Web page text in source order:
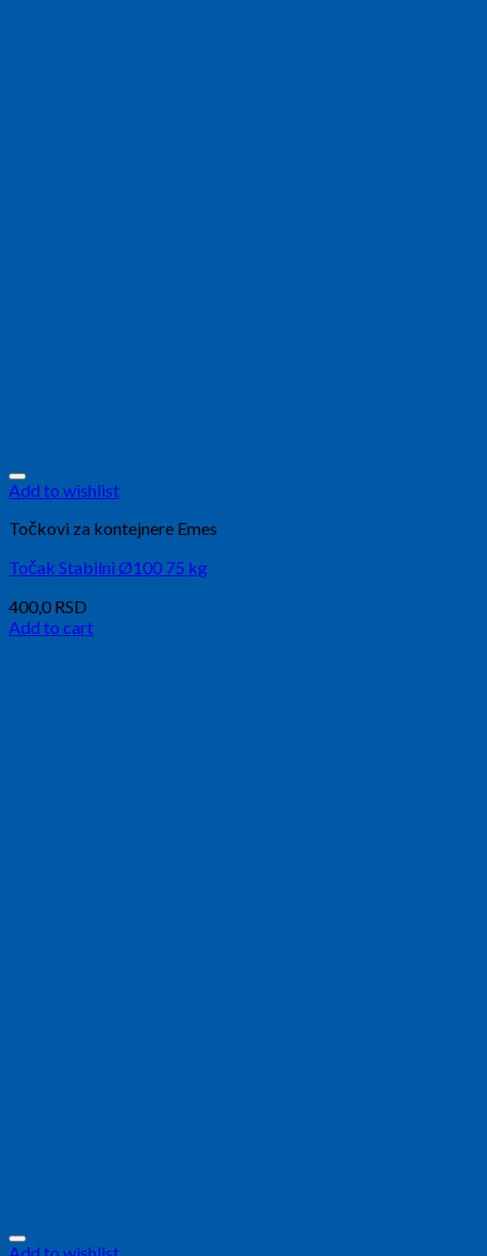
Add to wishlist
Točkovi za kontejnere Emes
Točak Stabilni Ø100 75 kg
400,0 RSD
Add to cart